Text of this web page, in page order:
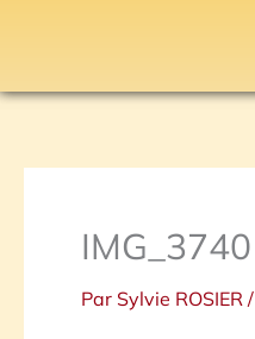
IMG_3740
Par Sylvie ROSIER /